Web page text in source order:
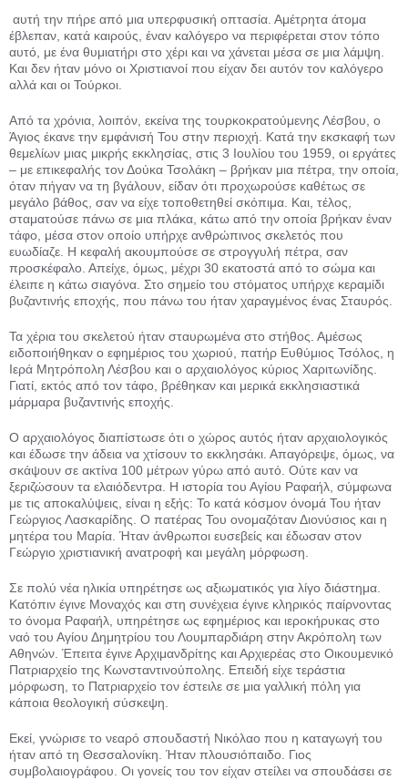
αυτή την πήρε από μια υπερφυσική οπτασία. Αμέτρητα άτομα
έβλεπαν, κατά καιρούς, έναν καλόγερο να περιφέρεται στον τόπο
αυτό, με ένα θυμιατήρι στο χέρι και να χάνεται μέσα σε μια λάμψη.
Και δεν ήταν μόνο οι Χριστιανοί που είχαν δει αυτόν τον καλόγερο
αλλά και οι Τούρκοι.
Από τα χρόνια, λοιπόν, εκείνα της τουρκοκρατούμενης Λέσβου, ο
Άγιος έκανε την εμφάνισή Του στην περιοχή. Κατά την εκσκαφή των
θεμελίων μιας μικρής εκκλησίας, στις 3 Ιουλίου του 1959, οι εργάτες
– με επικεφαλής τον Δούκα Τσολάκη – βρήκαν μια πέτρα, την οποία,
όταν πήγαν να τη βγάλουν, είδαν ότι προχωρούσε καθέτως σε
μεγάλο βάθος, σαν να είχε τοποθετηθεί σκόπιμα. Και, τέλος,
σταματούσε πάνω σε μια πλάκα, κάτω από την οποία βρήκαν έναν
τάφο, μέσα στον οποίο υπήρχε ανθρώπινος σκελετός που
ευωδίαζε. Η κεφαλή ακουμπούσε σε στρογγυλή πέτρα, σαν
προσκέφαλο. Απείχε, όμως, μέχρι 30 εκατοστά από το σώμα και
έλειπε η κάτω σιαγόνα. Στο σημείο του στόματος υπήρχε κεραμίδι
βυζαντινής εποχής, που πάνω του ήταν χαραγμένος ένας Σταυρός.
Τα χέρια του σκελετού ήταν σταυρωμένα στο στήθος. Αμέσως
ειδοποιήθηκαν ο εφημέριος του χωριού, πατήρ Ευθύμιος Τσόλος, η
Ιερά Μητρόπολη Λέσβου και ο αρχαιολόγος κύριος Χαριτωνίδης.
Γιατί, εκτός από τον τάφο, βρέθηκαν και μερικά εκκλησιαστικά
μάρμαρα βυζαντινής εποχής.
Ο αρχαιολόγος διαπίστωσε ότι ο χώρος αυτός ήταν αρχαιολογικός
και έδωσε την άδεια να χτίσουν το εκκλη­σάκι. Απαγόρεψε, όμως, να
σκάψουν σε ακτίνα 100 μέτρων γύρω από αυτό. Ούτε καν να
ξεριζώσουν τα ελαιόδε­ντρα. Η ιστορία του Αγίου Ραφαήλ, σύμφωνα
με τις αποκαλύψεις, είναι η εξής: Το κατά κόσμον όνομά Του ή­ταν
Γεώργιος Λασκαρίδης. Ο πατέρας Του ονομαζόταν Διονύσιος και η
μητέ­ρα του Μαρία. Ήταν άνθρωποι ευσε­βείς και έδωσαν στον
Γεώργιο χρι­στιανική ανατροφή και μεγάλη μόρ­φωση.
Σε πολύ νέα ηλικία υπηρέτησε ως αξιωματικός για λίγο διάστημα.
Κα­τόπιν έγινε Μοναχός και στη συνέχεια έγινε κληρικός παίρνοντας
το όνομα Ραφαήλ, υπηρέτησε ως εφημέριος και ιεροκήρυκας στο
ναό του Αγίου Δημητρίου του Λουμπαρδιάρη στην Ακρό­πολη των
Αθηνών. Έπειτα έγινε Αρχιμανδρίτης και Αρχιερέας στο Οι­κουμενικό
Πατριαρχείο της Κωνστα­ντινούπολης. Επειδή είχε τεράστια
μόρφωση, το Πατριαρχείο τον έστειλε σε μια γαλλική πόλη για
κάποια θεολογική σύσκεψη.
Εκεί, γνώρισε το νεαρό σπουδαστή Νικόλαο που η καταγωγή του
ήταν α­πό τη Θεσσαλονίκη. Ήταν πλουσιόπαιδο. Γιος
συμβολαιογράφου. Οι γο­νείς του τον είχαν στείλει να σπουδά­σει σε